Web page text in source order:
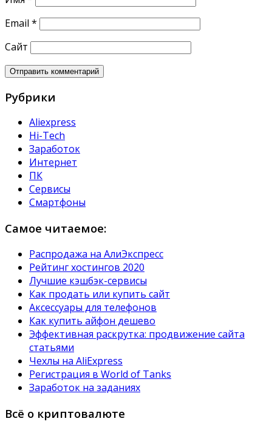
Email *
Сайт
Рубрики
Aliexpress
Hi-Tech
Заработок
Интернет
ПК
Сервисы
Смартфоны
Самое читаемое:
Распродажа на АлиЭкспресс
Рейтинг хостингов 2020
Лучшие кэшбэк-сервисы
Как продать или купить сайт
Аксессуары для телефонов
Как купить айфон дешево
Эффективная раскрутка: продвижение сайта
статьями
Чехлы на AliExpress
Регистрация в World of Tanks
Заработок на заданиях
Всё о криптовалюте